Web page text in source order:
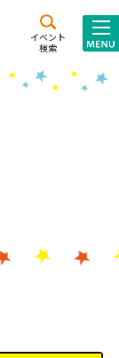
イベント
検索
施設･